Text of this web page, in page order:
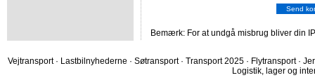
Bemærk: For at undgå misbrug bliver din
Vejtransport · Lastbilnyhederne · Søtransport · Transport 2025 · Flytransport ·
Logistik, lager og